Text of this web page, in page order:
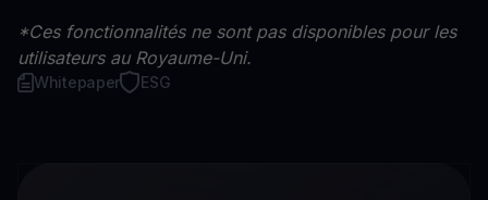
*Ces fonctionnalités ne sont pas disponibles pour les
utilisateurs au Royaume-Uni.
Whitepaper ESG